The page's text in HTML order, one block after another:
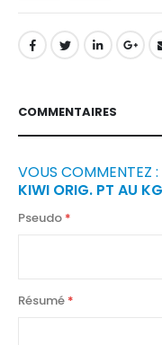
COMMENTAIRES
VOUS COMMENTEZ :
KIWI ORIG. PT AU KG
Pseudo
Résumé